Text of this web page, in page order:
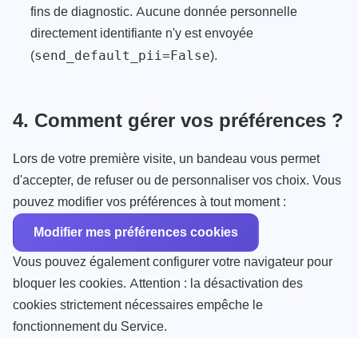
fins de diagnostic. Aucune donnée personnelle
directement identifiante n'y est envoyée
(send_default_pii=False).
4. Comment gérer vos préférences ?
Lors de votre première visite, un bandeau vous permet
d'accepter, de refuser ou de personnaliser vos choix. Vous
pouvez modifier vos préférences à tout moment :
Modifier mes préférences cookies
Vous pouvez également configurer votre navigateur pour
bloquer les cookies. Attention : la désactivation des
cookies strictement nécessaires empêche le
fonctionnement du Service.